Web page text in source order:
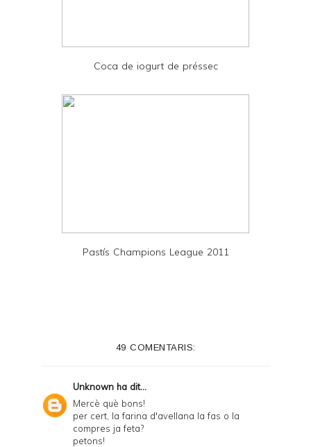
Coca de iogurt de préssec
Pastís Champions League 2011
49 COMENTARIS:
Unknown ha dit...
Mercè què bons!
per cert, la farina d'avellana la fas o la
compres ja feta?
petons!